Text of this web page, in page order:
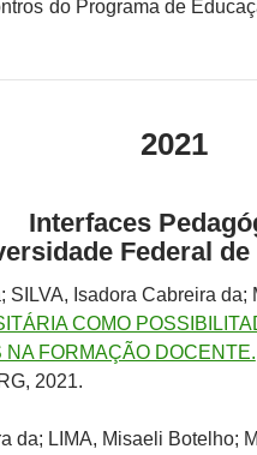
do Programa de
2021
Interfaces
Federal
SILVA, Isadora Cabreira
COMO
NA FORMAÇÃO DOCENTE.
2021.
da; LIMA, Misaeli Botelho;